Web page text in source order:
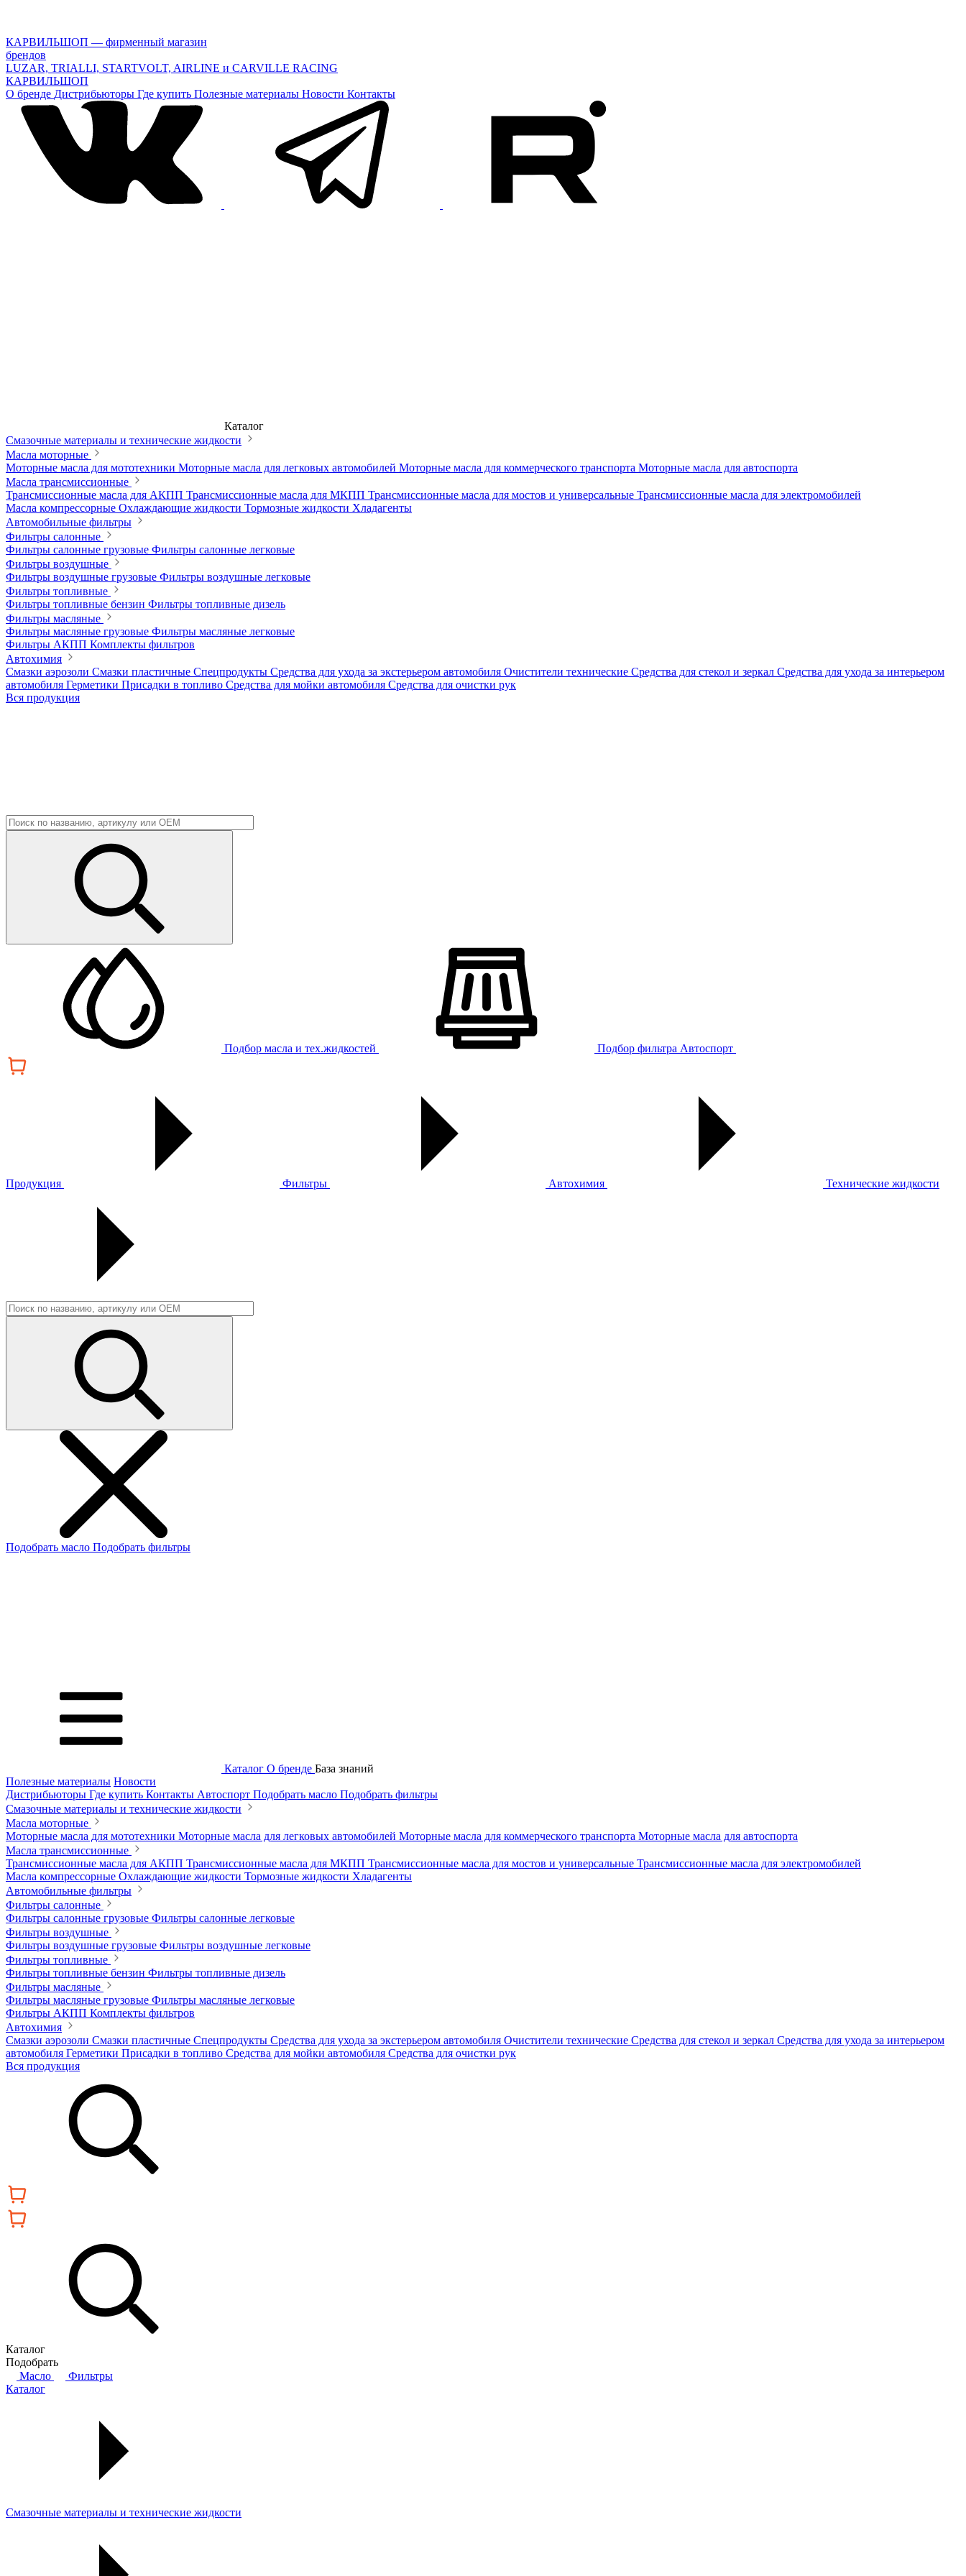
КАРВИЛЬШОП — фирменный магазин
брендов
LUZAR, TRIALLI, STARTVOLT, AIRLINE и CARVILLE RACING
КАРВИЛЬШОП
О бренде Дистрибьюторы Где купить Полезные материалы Новости Контакты
Каталог
Смазочные материалы и технические жидкости
Масла моторные
Моторные масла для мототехники Моторные масла для легковых автомобилей Моторные масла для коммерческого транспорта Моторные масла для автоспорта
Масла трансмиссионные
Трансмиссионные масла для АКПП Трансмиссионные масла для МКПП Трансмиссионные масла для мостов и универсальные Трансмиссионные масла для электромобилей
Масла компрессорные Охлаждающие жидкости Тормозные жидкости Хладагенты
Автомобильные фильтры
Фильтры салонные
Фильтры салонные грузовые Фильтры салонные легковые
Фильтры воздушные
Фильтры воздушные грузовые Фильтры воздушные легковые
Фильтры топливные
Фильтры топливные бензин Фильтры топливные дизель
Фильтры масляные
Фильтры масляные грузовые Фильтры масляные легковые
Фильтры АКПП Комплекты фильтров
Автохимия
Смазки аэрозоли Смазки пластичные Спецпродукты Средства для ухода за экстерьером автомобиля Очистители технические Средства для стекол и зеркал Средства для ухода за интерьером
автомобиля Герметики Присадки в топливо Средства для мойки автомобиля Средства для очистки рук
Вся продукция
Подбор масла и тех.жидкостей Подбор фильтра Автоспорт
Продукция Фильтры Автохимия Технические жидкости
Подобрать масло Подобрать фильтры
Каталог О бренде База знаний
Полезные материалы Новости
Дистрибьюторы Где купить Контакты Автоспорт Подобрать масло Подобрать фильтры
Смазочные материалы и технические жидкости
Масла моторные
Моторные масла для мототехники Моторные масла для легковых автомобилей Моторные масла для коммерческого транспорта Моторные масла для автоспорта
Масла трансмиссионные
Трансмиссионные масла для АКПП Трансмиссионные масла для МКПП Трансмиссионные масла для мостов и универсальные Трансмиссионные масла для электромобилей
Масла компрессорные Охлаждающие жидкости Тормозные жидкости Хладагенты
Автомобильные фильтры
Фильтры салонные
Фильтры салонные грузовые Фильтры салонные легковые
Фильтры воздушные
Фильтры воздушные грузовые Фильтры воздушные легковые
Фильтры топливные
Фильтры топливные бензин Фильтры топливные дизель
Фильтры масляные
Фильтры масляные грузовые Фильтры масляные легковые
Фильтры АКПП Комплекты фильтров
Автохимия
Смазки аэрозоли Смазки пластичные Спецпродукты Средства для ухода за экстерьером автомобиля Очистители технические Средства для стекол и зеркал Средства для ухода за интерьером
автомобиля Герметики Присадки в топливо Средства для мойки автомобиля Средства для очистки рук
Вся продукция
Каталог
Подобрать
Масло
Фильтры
Каталог
Смазочные материалы и технические жидкости